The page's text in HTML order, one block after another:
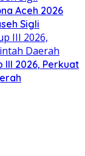
Aceh 2026
Sigli
III 2026, Perkuat